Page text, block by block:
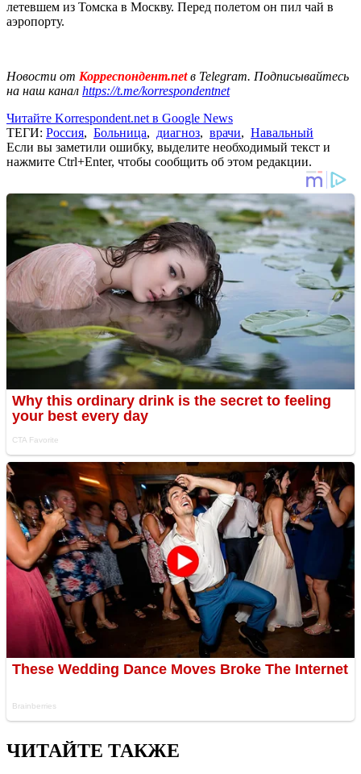
летевшем из Томска в Москву. Перед полетом он пил чай в
аэропорту.
Новости от Корреспондент.netв Telegram. Подписывайтесь
на наш канал https://t.me/korrespondentnet
Читайте Korrespondent.net в Google News
ТЕГИ: Россия, Больница, диагноз, врачи, Навальный
Если вы заметили ошибку, выделите необходимый текст и
нажмите Ctrl+Enter, чтобы сообщить об этом редакции.
ЧИТАЙТЕ ТАКЖЕ